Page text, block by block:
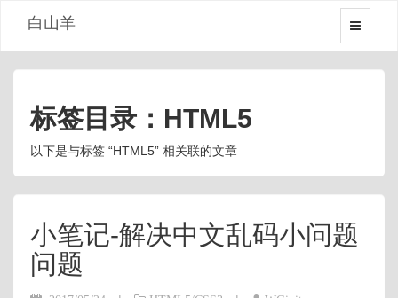
白山羊
标签目录：HTML5
以下是与标签 “HTML5” 相关联的文章
小笔记-解决中文乱码小问题
问题